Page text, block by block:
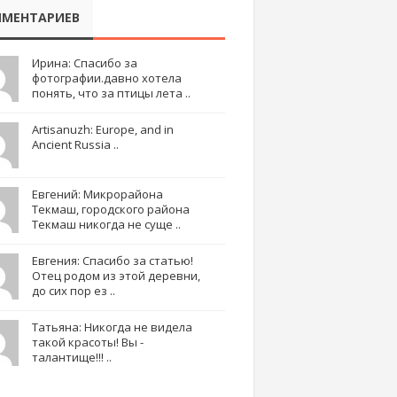
Ирина: Спасибо за
фотографии.давно хотела
понять, что за птицы лета ..
Artisanuzh: Europe, and in
Ancient Russia ..
Евгений: Микрорайона
Текмаш, городского района
Текмаш никогда не суще ..
Евгения: Спасибо за статью!
Отец родом из этой деревни,
до сих пор ез ..
Татьяна: Никогда не видела
такой красоты! Вы -
талантище!!! ..